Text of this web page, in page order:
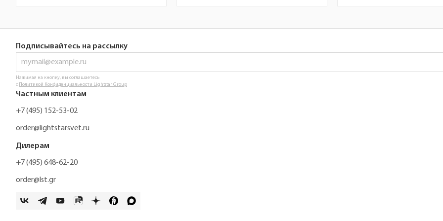
Подписывайтесь на рассылку
Нажимая на кнопку, вы соглашаетесь
с Политикой Конфиденциальности Lightstar Group
Частным клиентам
+7 (495) 152-53-02
order@lightstarsvet.ru
Дилерам
+7 (495) 648-62-20
order@lst.gr